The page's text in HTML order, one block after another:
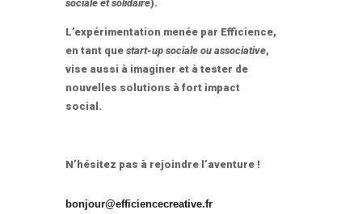
sociale et solidaire).
L’expérimentation menée par Efficience,
en tant que start-up sociale ou associative,
vise aussi à imaginer et à tester de
nouvelles solutions à fort impact
social.
N’hésitez pas à rejoindre l’aventure !
bonjour@efficiencecreative.fr